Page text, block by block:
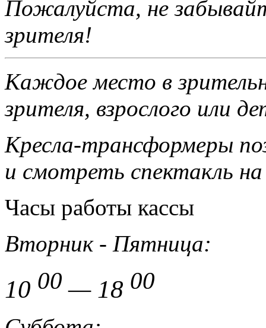
Пожалуйста, не
зрителя!
Каждое место в
зрителя, взрос­лого или
Кресла-трансформеры
и смотреть спектакль на
Часы работы кассы
Вторник - Пятница:
10 00 — 18 00